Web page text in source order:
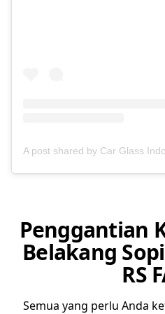
Penggantian
Belakang
RS
Semua yang perlu Anda